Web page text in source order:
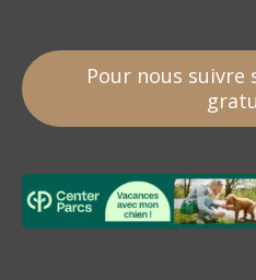
Pour nous